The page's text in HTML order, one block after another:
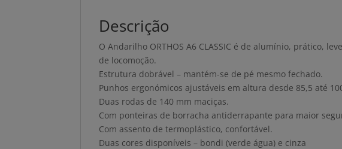
Descrição
O Andarilho ORTHOS A6 CLASSIC é de alumínio, prático,
de locomoção.
Estrutura dobrável – mantém-se de pé mesmo fechado.
Punhos ergonómicos ajustáveis em altura desde 85,5 até
Duas rodas de 140 mm maciças.
Com ponteiras de borracha antiderrapante para maior
Com assento de termoplástico, confortável.
Duas cores disponíveis – bondi (verde água) e cinza